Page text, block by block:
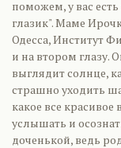
поможем, у вас
глазик". Маме
Одесса, Институт
и на втором глазу.
выглядит солнце,
страшно уходить
какое все
услышать и
доченькой, ведь